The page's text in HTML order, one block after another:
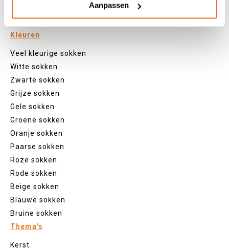
Aanpassen
Panty's
Kleuren
Veel kleurige sokken
Witte sokken
Zwarte sokken
Grijze sokken
Gele sokken
Groene sokken
Oranje sokken
Paarse sokken
Roze sokken
Rode sokken
Beige sokken
Blauwe sokken
Bruine sokken
Thema's
Kerst